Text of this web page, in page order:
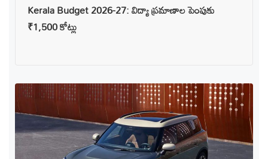
Kerala Budget 2026-27: విద్యా ప్రమాణాల పెంపుకు
₹1,500 కోట్లు